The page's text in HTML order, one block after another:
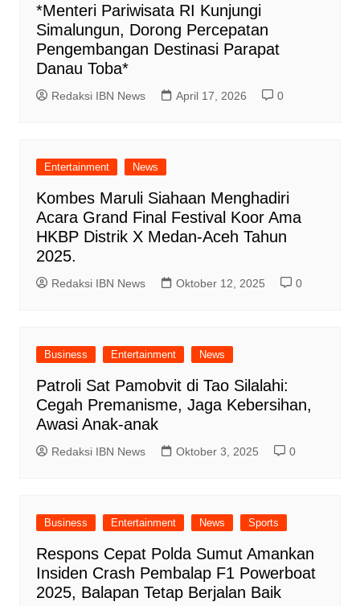
*Menteri Pariwisata RI Kunjungi
Simalungun, Dorong Percepatan
Pengembangan Destinasi Parapat
Danau Toba*
Redaksi IBN News April 17, 2026 0
Entertainment News
Kombes Maruli Siahaan Menghadiri
Acara Grand Final Festival Koor Ama
HKBP Distrik X Medan-Aceh Tahun
2025.
Redaksi IBN News Oktober 12, 2025 0
Business Entertainment News
Patroli Sat Pamobvit di Tao Silalahi:
Cegah Premanisme, Jaga Kebersihan,
Awasi Anak-anak
Redaksi IBN News Oktober 3, 2025 0
Business Entertainment News Sports
Respons Cepat Polda Sumut Amankan
Insiden Crash Pembalap F1 Powerboat
2025, Balapan Tetap Berjalan Baik